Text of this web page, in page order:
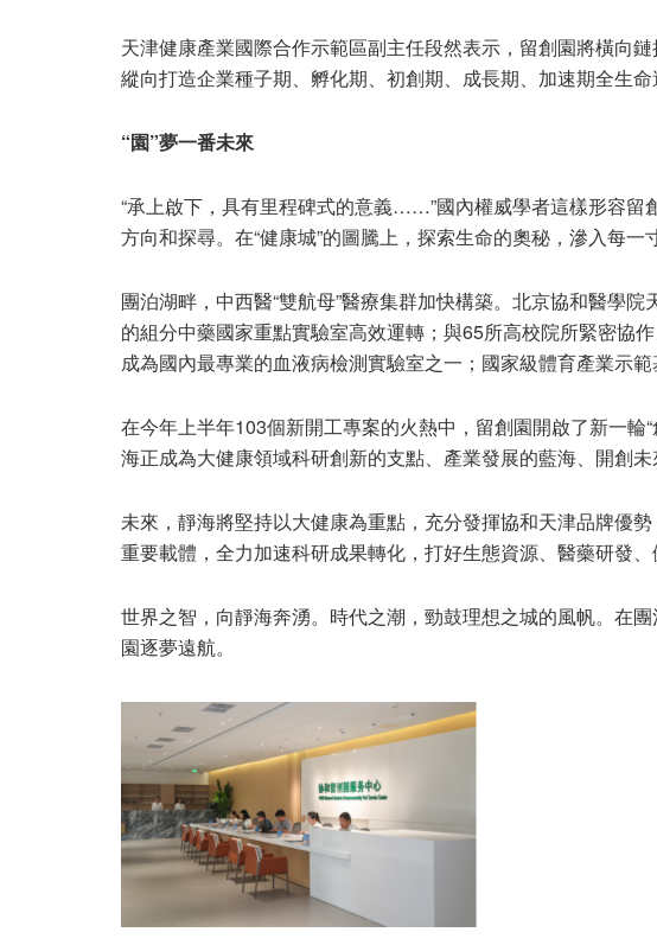
天津健康產業國際合作示範區副主任段然表示，留創園將橫向
縱向打造企業種子期、孵化期、初創期、成長期、加速期全生命
“園”夢一番未來
“承上啟下，具有里程碑式的意義……”國內權威學者這樣形容留
方向和探尋。在“健康城”的圖騰上，探索生命的奧秘，滲入每一
團泊湖畔，中西醫“雙航母”醫療集群加快構築。北京協和醫學
的組分中藥國家重點實驗室高效運轉；與65所高校院所緊密協
成為國內最專業的血液病檢測實驗室之一；國家級體育產業示範
在今年上半年103個新開工專案的火熱中，留創園開啟了新一輪
海正成為大健康領域科研創新的支點、產業發展的藍海、開創未
未來，靜海將堅持以大健康為重點，充分發揮協和天津品牌優
重要載體，全力加速科研成果轉化，打好生態資源、醫藥研發、
世界之智，向靜海奔湧。時代之潮，勁鼓理想之城的風帆。在
園逐夢遠航。